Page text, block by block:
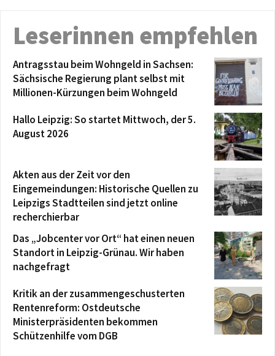
Leserinnen empfehlen
Antragsstau beim Wohngeld in Sachsen:
Sächsische Regierung plant selbst mit
Millionen-Kürzungen beim Wohngeld
Hallo Leipzig: So startet Mittwoch, der 5.
August 2026
Akten aus der Zeit vor den
Eingemeindungen: Historische Quellen zu
Leipzigs Stadtteilen sind jetzt online
recherchierbar
Das „Jobcenter vor Ort“ hat einen neuen
Standort in Leipzig-Grünau. Wir haben
nachgefragt
Kritik an der zusammengeschusterten
Rentenreform: Ostdeutsche
Ministerpräsidenten bekommen
Schützenhilfe vom DGB